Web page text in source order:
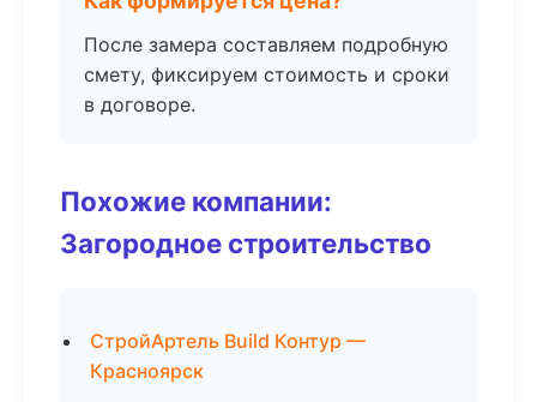
После замера составляем подробную
смету, фиксируем стоимость и сроки
в договоре.
Похожие компании:
Загородное строительство
СтройАртель Build Контур —
Красноярск